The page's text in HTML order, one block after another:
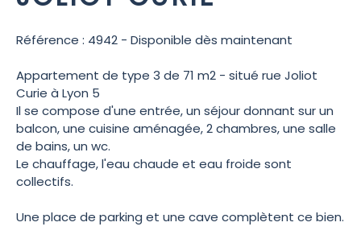
Référence : 4942 - Disponible dès maintenant
Appartement de type 3 de 71 m2 - situé rue Joliot
Curie à Lyon 5
Il se compose d'une entrée, un séjour donnant sur un
balcon, une cuisine aménagée, 2 chambres, une salle
de bains, un wc.
Le chauffage, l'eau chaude et eau froide sont
collectifs.
Une place de parking et une cave complètent ce bien.